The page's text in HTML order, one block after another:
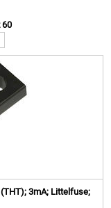
60
3mA; Littelfuse;